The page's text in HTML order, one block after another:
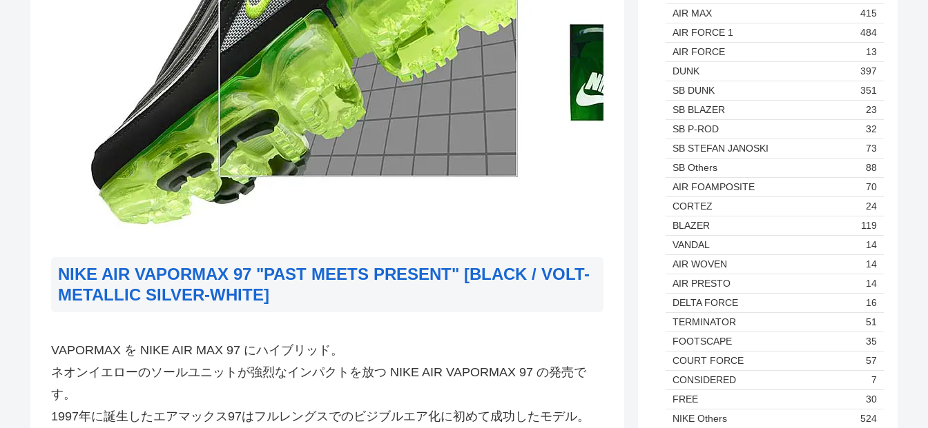
NIKE AIR VAPORMAX 97 "PAST MEETS PRESENT" [BLACK / VOLT-
METALLIC SILVER-WHITE]
VAPORMAX を NIKE AIR MAX 97 にハイブリッド。
ネオンイエローのソールユニットが強烈なインパクトを放つ NIKE AIR VAPORMAX 97 の発売で
す。
1997年に誕生したエアマックス97はフルレングスでのビジブルエア化に初めて成功したモデル。
AIR MAX
415
AIR FORCE 1
484
AIR FORCE
13
DUNK
397
SB DUNK
351
SB BLAZER
23
SB P-ROD
32
SB STEFAN JANOSKI
73
SB Others
88
AIR FOAMPOSITE
70
CORTEZ
24
BLAZER
119
VANDAL
14
AIR WOVEN
14
AIR PRESTO
14
DELTA FORCE
16
TERMINATOR
51
FOOTSCAPE
35
COURT FORCE
57
CONSIDERED
7
FREE
30
NIKE Others
524